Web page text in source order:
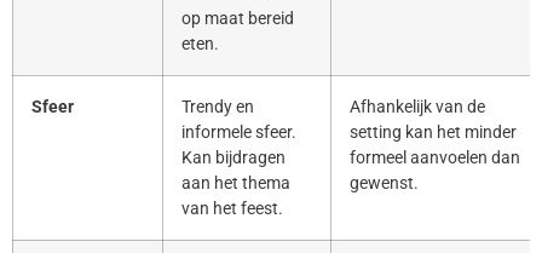
op maat bereid
eten.
Sfeer
Trendy en
informele sfeer.
Kan bijdragen
aan het thema
van het feest.
Afhankelijk van de
setting kan het minder
formeel aanvoelen dan
gewenst.